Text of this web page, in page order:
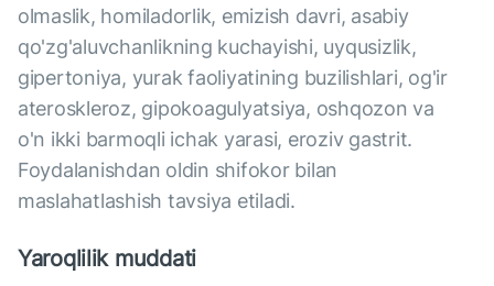
olmaslik, homiladorlik, emizish davri, asabiy
qo'zg'aluvchanlikning kuchayishi, uyqusizlik,
gipertoniya, yurak faoliyatining buzilishlari, og'ir
ateroskleroz, gipokoagulyatsiya, oshqozon va
o'n ikki barmoqli ichak yarasi, eroziv gastrit.
Foydalanishdan oldin shifokor bilan
maslahatlashish tavsiya etiladi.
Yaroqlilik muddati